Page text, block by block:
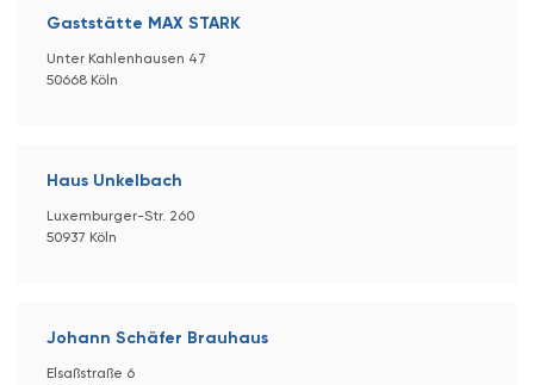
Gaststätte MAX STARK
Unter Kahlenhausen 47
50668 Köln
Haus Unkelbach
Luxemburger-Str. 260
50937 Köln
Johann Schäfer Brauhaus
Elsaßstraße 6